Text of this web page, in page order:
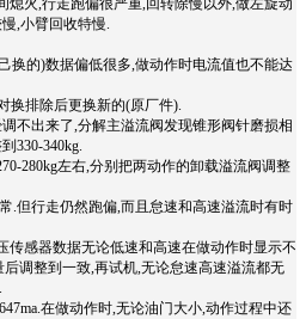
熄火,行走跑偏很严重,回转除慢以外,做左旋动
,小臂回收特慢.
换的)数据偏低很多,做动作时电流值也不能达
换排除后更换新的(原厂件).
不出来了,分解主溢流阀发现锥形阀针磨损相
330-340kg.
280kg左右,分别把两动作的卸载溢流阀调整
.但行走仍然跑偏,而且怠速和高速溢流时有时
传感器数据无论低速和高速在做动作时显示不
调整到一致,再试机,无论怠速高速溢流都无
在做动作时,无论油门大小,动作过程中还